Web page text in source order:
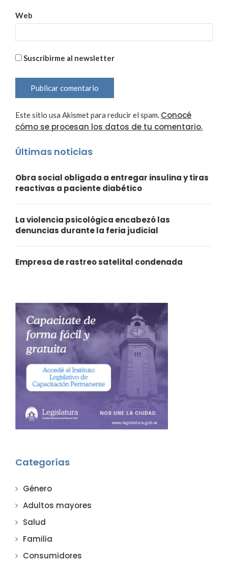
Web
Suscribirme al newsletter
Este sitio usa Akismet para reducir el spam. Conocé
cómo se procesan los datos de tu comentario.
Últimas noticias
Obra social obligada a entregar insulina y tiras
reactivas a paciente diabético
La violencia psicológica encabezó las
denuncias durante la feria judicial
Empresa de rastreo satelital condenada
Categorías
Género
Adultos mayores
Salud
Familia
Consumidores